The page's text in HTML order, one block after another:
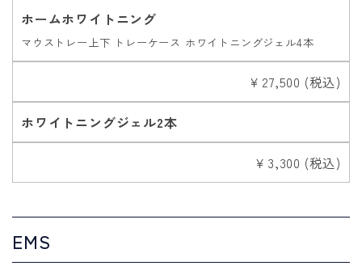
ホームホワイトニング
マウストレー上下 トレーケース ホワイトニングジェル4本
￥27,500 (税込)
ホワイトニングジェル2本
￥3,300 (税込)
EMS